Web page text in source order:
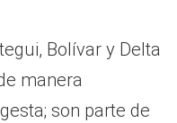
Bolívar y Delta
manera
son parte de